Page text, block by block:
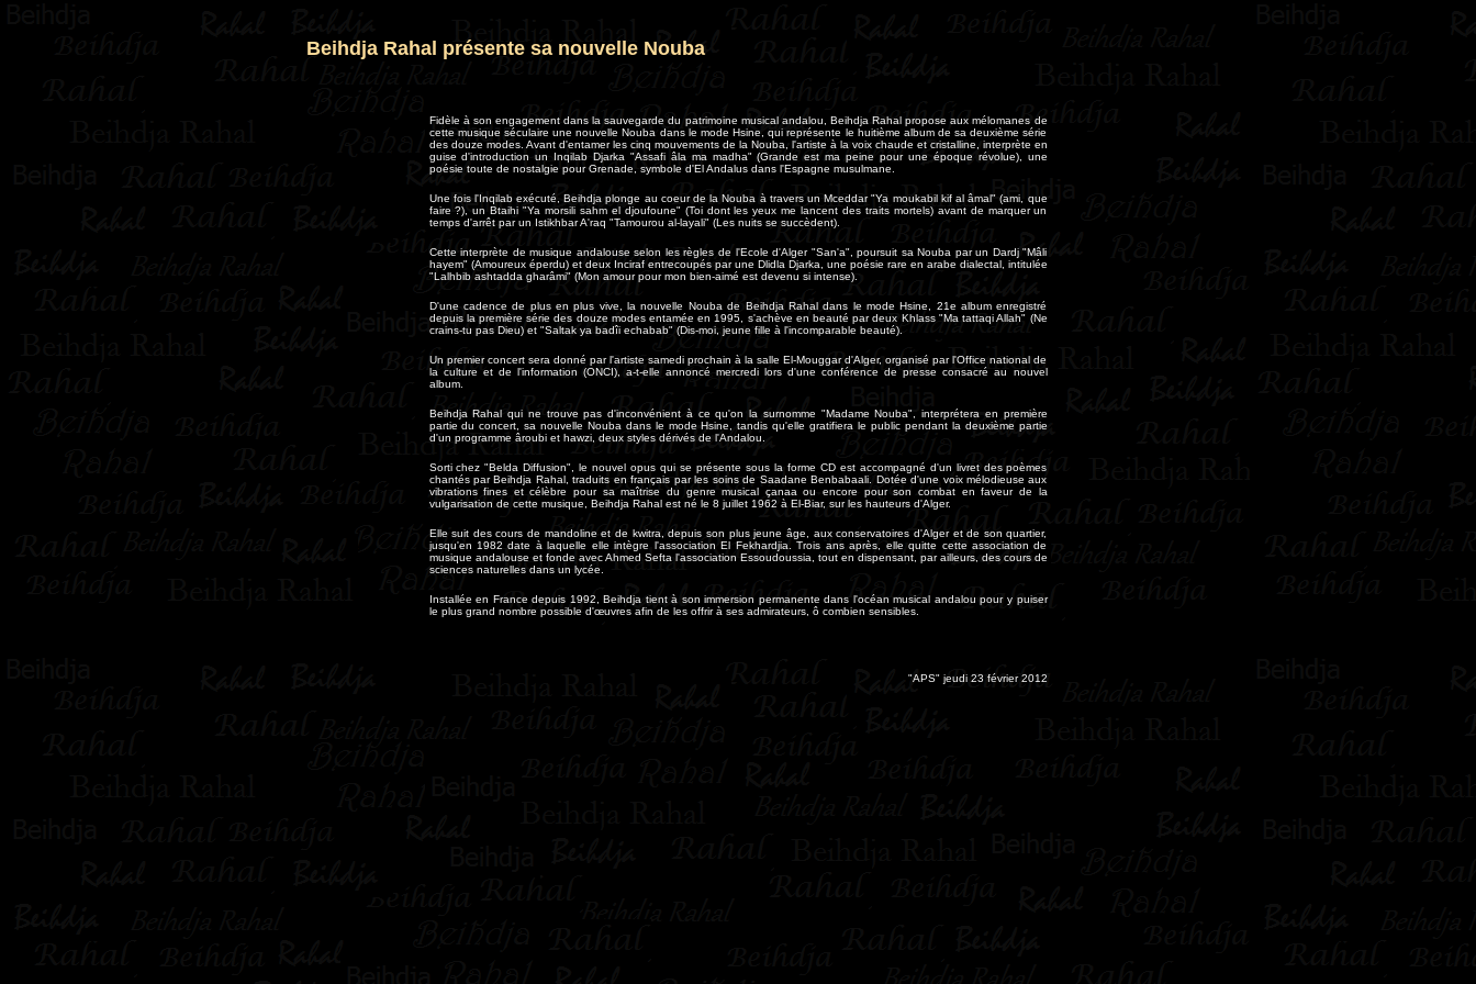
Beihdja Rahal présente sa nouvelle Nouba
Fidèle à son engagement dans la sauvegarde du patrimoine musical andalou, Beihdja Rahal propose aux mélomanes de
cette musique séculaire une nouvelle Nouba dans le mode Hsine, qui représente le huitième album de sa deuxième série
des douze modes. Avant d'entamer les cinq mouvements de la Nouba, l'artiste à la voix chaude et cristalline, interprète en
guise d'introduction un Inqilab Djarka "Assafi âla ma madha" (Grande est ma peine pour une époque révolue), une
poésie toute de nostalgie pour Grenade, symbole d'El Andalus dans l'Espagne musulmane.
Une fois l'Inqilab exécuté, Beihdja plonge au coeur de la Nouba à travers un Mceddar "Ya moukabil kif al âmal" (ami, que
faire ?), un Btaihi "Ya morsili sahm el djoufoune" (Toi dont les yeux me lancent des traits mortels) avant de marquer un
temps d'arrêt par un Istikhbar A'raq "Tamourou al-layali" (Les nuits se succèdent).
Cette interprète de musique andalouse selon les règles de l'Ecole d'Alger "San'a", poursuit sa Nouba par un Dardj "Mâli
hayem" (Amoureux éperdu) et deux Inciraf entrecoupés par une Dlidla Djarka, une poésie rare en arabe dialectal, intitulée
"Lalhbib ashtadda gharâmi" (Mon amour pour mon bien-aimé est devenu si intense).
D'une cadence de plus en plus vive, la nouvelle Nouba de Beihdja Rahal dans le mode Hsine, 21e album enregistré
depuis la première série des douze modes entamée en 1995, s'achève en beauté par deux Khlass "Ma tattaqi Allah" (Ne
crains-tu pas Dieu) et "Saltak ya badîi echabab" (Dis-moi, jeune fille à l'incomparable beauté).
Un premier concert sera donné par l'artiste samedi prochain à la salle El-Mouggar d'Alger, organisé par l'Office national de
la culture et de l'information (ONCI), a-t-elle annoncé mercredi lors d'une conférence de presse consacré au nouvel
album.
Beihdja Rahal qui ne trouve pas d'inconvénient à ce qu'on la surnomme "Madame Nouba", interprétera en première
partie du concert, sa nouvelle Nouba dans le mode Hsine, tandis qu'elle gratifiera le public pendant la deuxième partie
d'un programme âroubi et hawzi, deux styles dérivés de l'Andalou.
Sorti chez "Belda Diffusion", le nouvel opus qui se présente sous la forme CD est accompagné d'un livret des poèmes
chantés par Beihdja Rahal, traduits en français par les soins de Saadane Benbabaali. Dotée d'une voix mélodieuse aux
vibrations fines et célèbre pour sa maîtrise du genre musical çanaa ou encore pour son combat en faveur de la
vulgarisation de cette musique, Beihdja Rahal est né le 8 juillet 1962 à El-Biar, sur les hauteurs d'Alger.
Elle suit des cours de mandoline et de kwitra, depuis son plus jeune âge, aux conservatoires d'Alger et de son quartier,
jusqu'en 1982 date à laquelle elle intègre l'association El Fekhardjia. Trois ans après, elle quitte cette association de
musique andalouse et fonde avec Ahmed Sefta l'association Essoudoussia, tout en dispensant, par ailleurs, des cours de
sciences naturelles dans un lycée.
Installée en France depuis 1992, Beihdja tient à son immersion permanente dans l'océan musical andalou pour y puiser
le plus grand nombre possible d'œuvres afin de les offrir à ses admirateurs, ô combien sensibles.
"APS" jeudi 23 février 2012